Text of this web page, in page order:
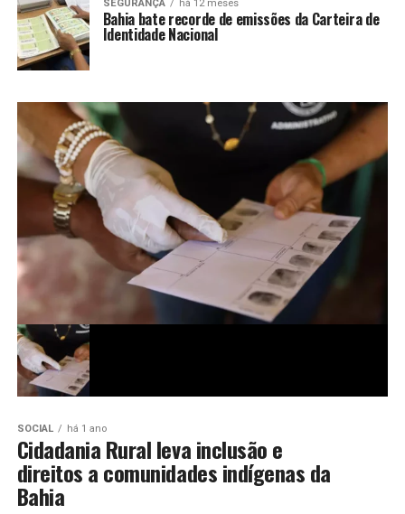
SEGURANÇA há 12 meses
Bahia bate recorde de emissões da Carteira de
Identidade Nacional
SOCIAL há 1 ano
Cidadania Rural leva inclusão e
direitos a comunidades indígenas da
Bahia